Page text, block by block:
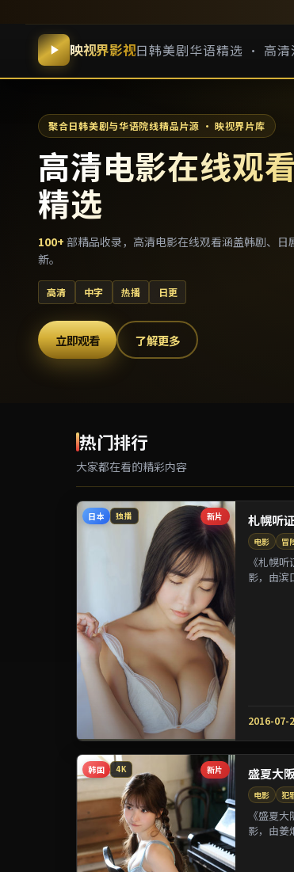
映视界影视日韩美剧华语精选 · 高清
聚合日韩美剧与华语院线精品片源 · 映视界片库
高清电影在线观
精选
100+ 部精品收录， 高清电影在线观看涵盖韩剧、日
新。
高清 中字 热播 日更
立即观看 了解更多
热门排行
大家都在看的精彩内容
新片
日本 独播 札幌听
电影 冒
《札幌
影，由滨
2016-07-
新片
韩国 4K 盛夏大
电影 犯
《盛夏
影，由姜